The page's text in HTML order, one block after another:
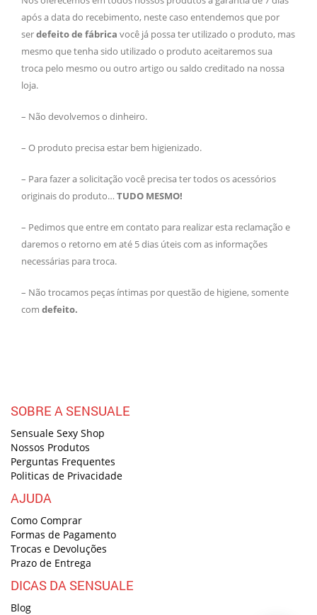
após a data do recebimento, neste caso entendemos que por
serdefeito de fábrica você já possa ter utilizado o produto, mas
mesmo que tenha sido utilizado o produto aceitaremos sua
troca pelo mesmo ou outro artigo ou saldo creditado na nossa
loja.
– Não devolvemos o dinheiro.
– O produto precisa estar bem higienizado.
– Para fazer a solicitação você precisa ter todos os acessórios
originais do produto… TUDO MESMO!
– Pedimos que entre em contato para realizar esta reclamação e
daremos o retorno em até 5 dias úteis com as informações
necessárias para troca.
– Não trocamos peças íntimas por questão de higiene, somente
com defeito.
SOBRE A SENSUALE
Sensuale Sexy Shop
Nossos Produtos
Perguntas Frequentes
Politicas de Privacidade
AJUDA
Como Comprar
Formas de Pagamento
Trocas e Devoluções
Prazo de Entrega
DICAS DA SENSUALE
Blog